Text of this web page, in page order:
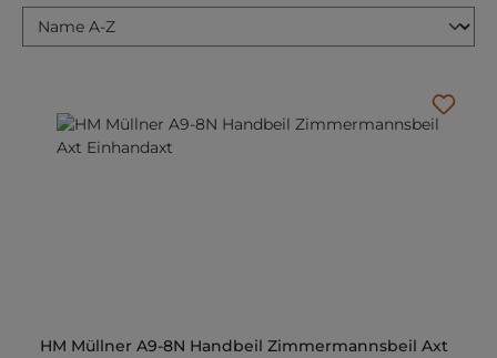
HM Müllner A9-8N Handbeil Zimmermannsbeil Axt